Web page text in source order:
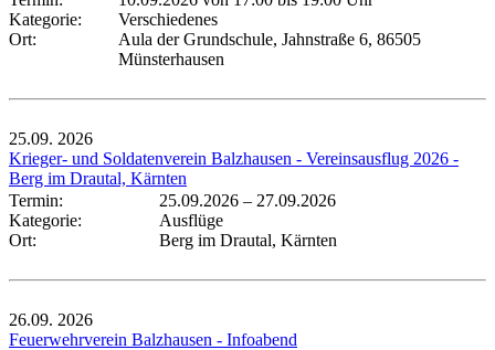
Kategorie:
Verschiedenes
Ort:
Aula der Grundschule, Jahnstraße 6, 86505
Münsterhausen
25.09. 2026
Krieger- und Soldatenverein Balzhausen - Vereinsausflug 2026 -
Berg im Drautal, Kärnten
Termin:
25.09.2026 – 27.09.2026
Kategorie:
Ausflüge
Ort:
Berg im Drautal, Kärnten
26.09. 2026
Feuerwehrverein Balzhausen - Infoabend